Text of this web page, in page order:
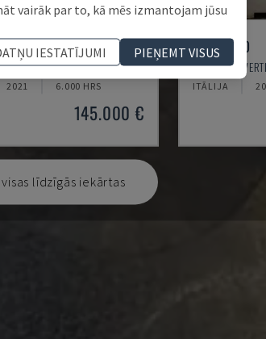
APSTRĀDES CENTRS
2021 6.000 HRS
145.000 €
MYNX 550
DAEWOO -
ITĀLIJA
līdzīgās iekārtas
vairāk par to, kā mēs izmantojam jūsu
IESTATĪJUMI
PIEŅEMT VISUS